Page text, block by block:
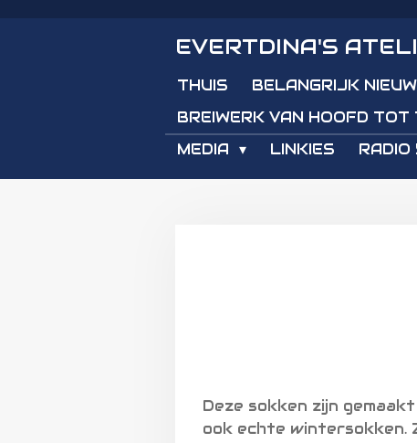
EVERTDINA'S
THUIS BELANGRIJK
BREIWERK VAN HOOFD TOT
MEDIA
LINKIES RADIO
Deze sokken zijn
ook echte wintersokken.